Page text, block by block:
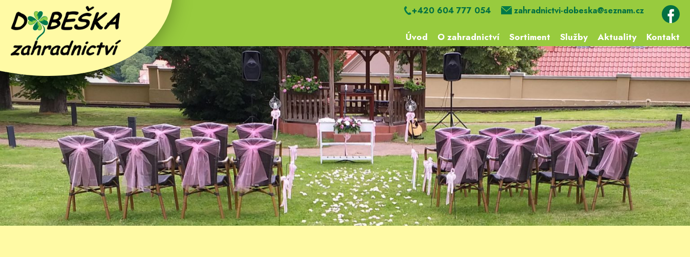
+420 604 777 054 zahradnictvi-dobeska@seznam.cz
Úvod O zahradnictví Sortiment Služby Aktuality Kontakt